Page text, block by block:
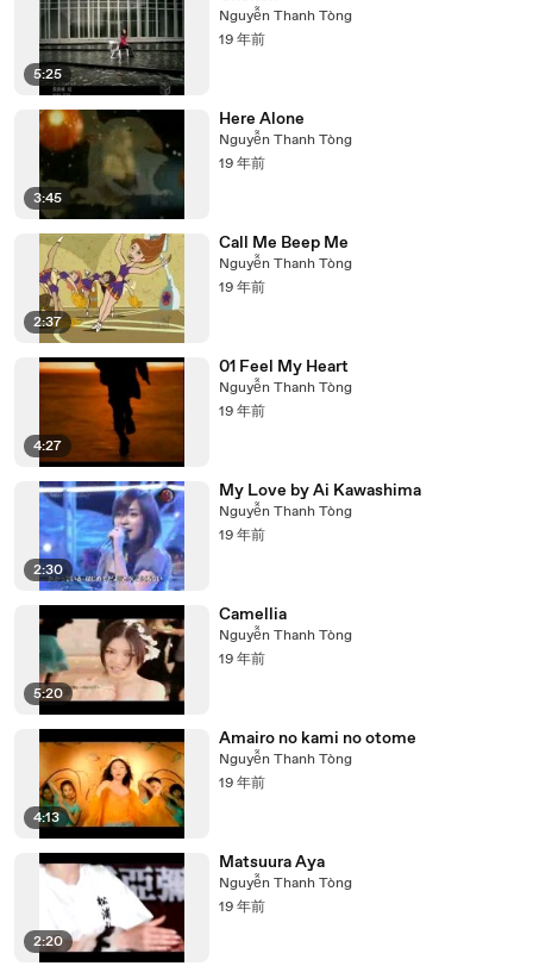
5:25
Nguyễn Thanh Tòng
19 年前
3:45
Here Alone
Nguyễn Thanh Tòng
19 年前
2:37
Call Me Beep Me
Nguyễn Thanh Tòng
19 年前
4:27
01 Feel My Heart
Nguyễn Thanh Tòng
19 年前
2:30
My Love by Ai Kawashima
Nguyễn Thanh Tòng
19 年前
5:20
Camellia
Nguyễn Thanh Tòng
19 年前
4:13
Amairo no kami no otome
Nguyễn Thanh Tòng
19 年前
2:20
Matsuura Aya
Nguyễn Thanh Tòng
19 年前